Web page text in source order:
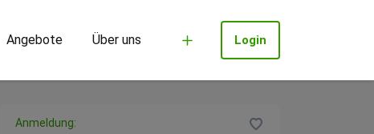
Angebote Über uns Login
Anmeldung: